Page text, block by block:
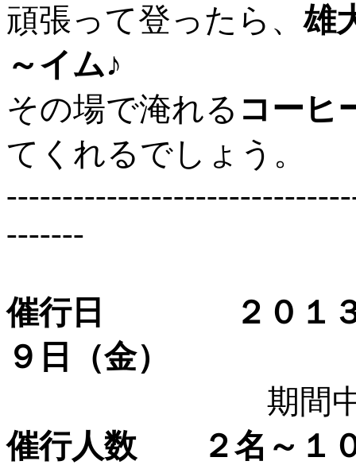
頑張って登ったら、雄
～イム♪
その場で淹れる コーヒ
てくれるでしょう。
-------
催行日 ２０１３年
９日（金）
期間
催行人数 ２名～